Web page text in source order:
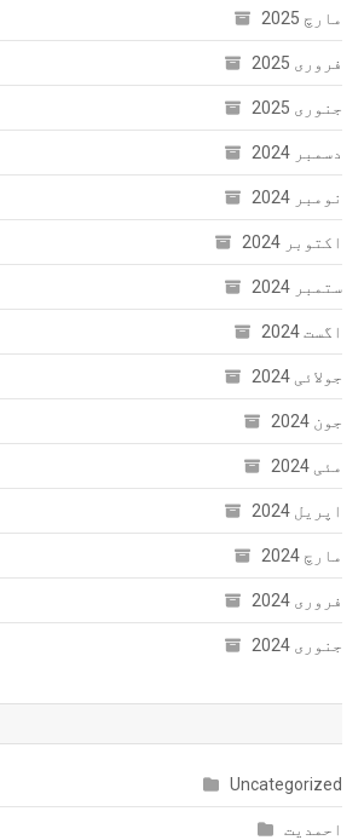
مارچ 2025
فروری 2025
جنوری 2025
دسمبر 2024
نومبر 2024
اکتوبر 2024
ستمبر 2024
اگست 2024
جولائی 2024
جون 2024
مئی 2024
اپریل 2024
مارچ 2024
فروری 2024
جنوری 2024
Uncategorized
احمدیت